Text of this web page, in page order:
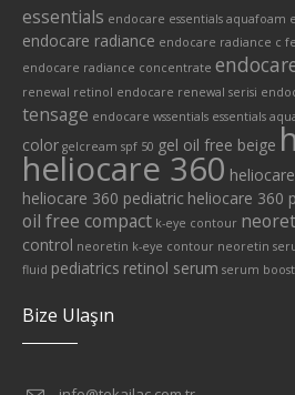
essentials endocare essentials aquafoam
endocare radiance endocare radiance c
endocare radiance concentrate
renewal retinol endocare renewal serisi
tensage endocare wssentials essentials
color gelcream spf 50 gel oil free beige
heliocare 360
heliocare 360 pediatric heliocare 360
oil free compact k-eye contour
control neoretin k-eye contour neoretin
fluid pediatrics retinol serum serum
Bize Ulaşın